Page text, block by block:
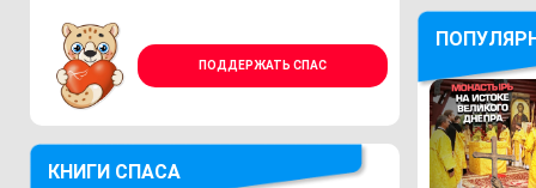
ПОДДЕРЖАТЬ СПАС
КНИГИ СПАСА